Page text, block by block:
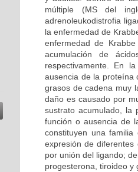
múltiple (MS del
adrenoleukodistrofia
la enfermedad de
enfermedad de
acumulación de
respectivamente. En
ausencia de la proteína
grasos de cadena muy
daño es causado por
sustrato acumulado, la
función o ausencia de
constituyen una
expresión de
por unión del ligando;
progesterona, tiroideo y